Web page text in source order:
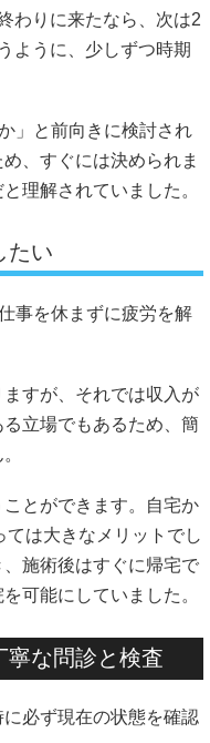
わりに来たなら、次は2
ように、少しずつ時期
」と前向きに検討され
、すぐには決められま
理解されていました。
たい
事を休まずに疲労を解
すが、それでは収入が
立場でもあるため、簡
とができます。自宅か
は大きなメリットでし
施術後はすぐに帰宅で
可能にしていました。
寧な問診と検査
必ず現在の状態を確認